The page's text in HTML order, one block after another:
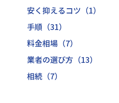
安く抑えるコツ（1）
手順（31）
料金相場（7）
業者の選び方（13）
相続（7）